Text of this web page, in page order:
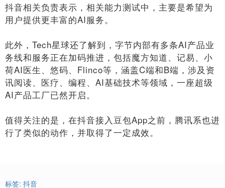
抖音相关负责表示，相关能力测试中，主要是希望为
用户提供更丰富的AI服务。
此外，Tech星球还了解到，字节内部有多条AI产品业
务线和服务正在加码推进，包括魔方知道、记易、小
荷AI医生、悠码、Flinco等，涵盖C端和B端，涉及资
讯阅读、医疗、编程、AI基础技术等领域，一座超级
AI产品工厂已然开启。
值得关注的是，在抖音接入豆包App之前，腾讯系也进
行了类似的动作，并取得了一定成效。
标签: 抖音